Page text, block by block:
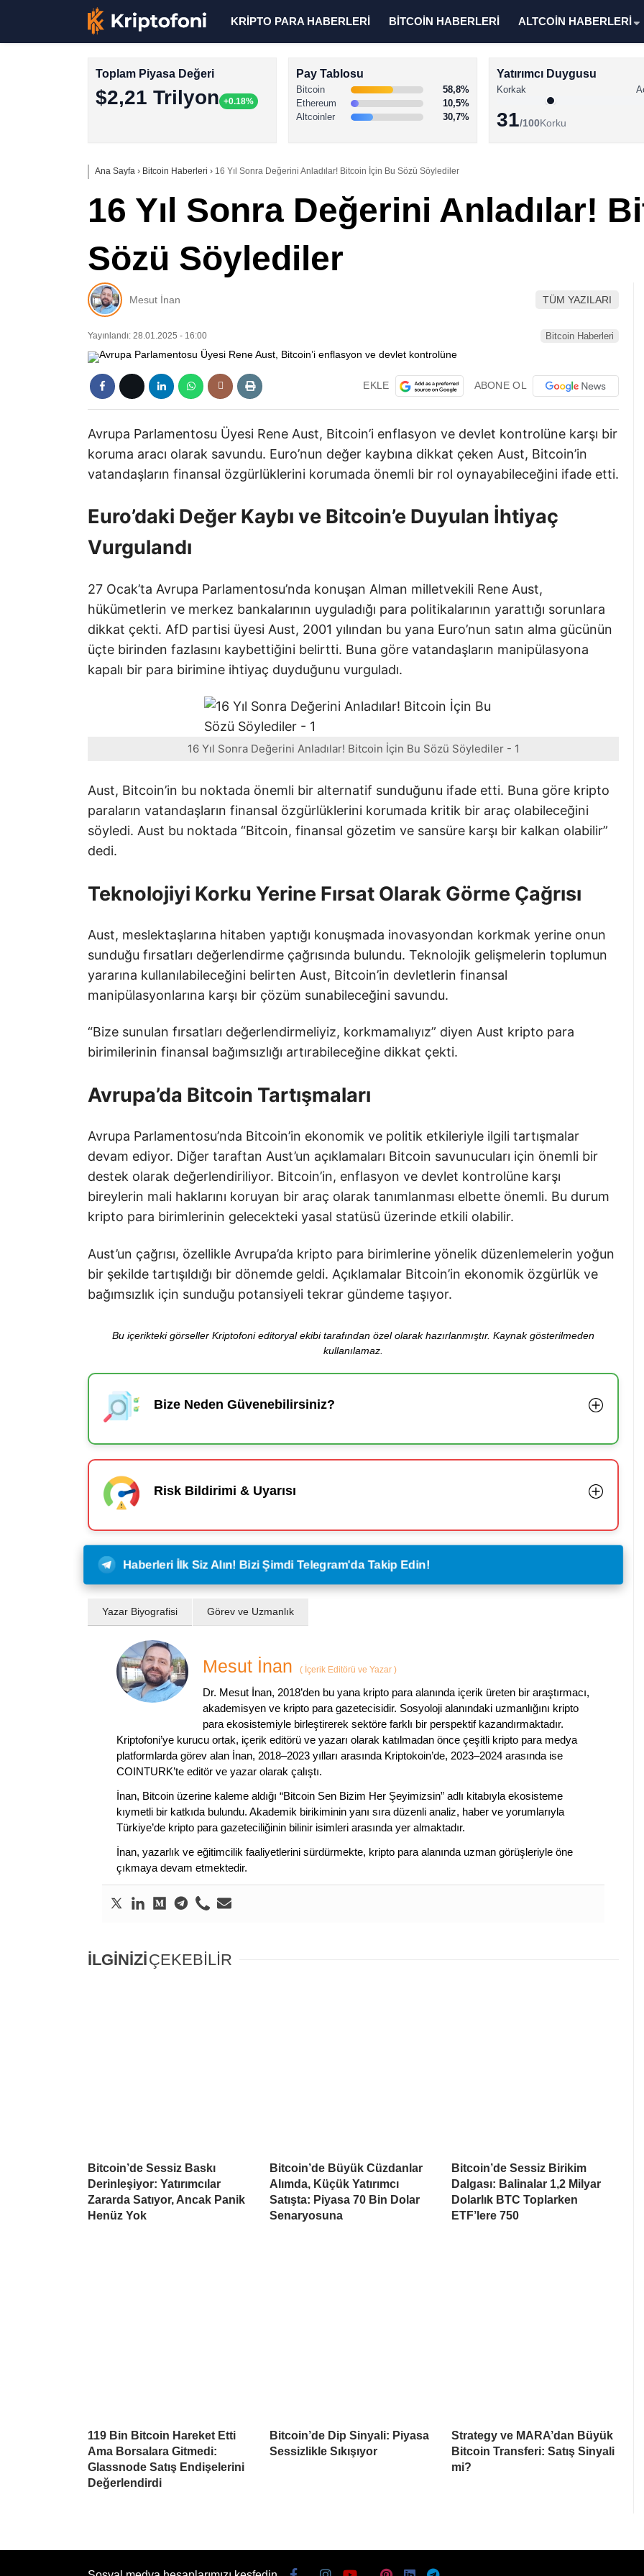
KRİPTO PARA HABERLERİ BİTCOİN HABERLERİ ALTCOİN HABERLERİ
Toplam Piyasa Değeri
$2,21 Trilyon +0.18%
Pay Tablosu
Bitcoin
58,8%
Ethereum
10,5%
Altcoinler
30,7%
Yatırımcı Duygusu
Korkak
31/100Korku
Ana Sayfa › Bitcoin Haberleri › 16 Yıl Sonra Değerini Anladılar! Bitcoin İçin Bu Sözü Söylediler
16 Yıl Sonra Değerini Anladılar!
Sözü Söylediler
Mesut İnan TÜM YAZILARI
Yayınlandı: 28.01.2025 - 16:00 Bitcoin Haberleri
EKLE ABONE OL
Avrupa Parlamentosu Üyesi Rene Aust, Bitcoin’i enflasyon ve devlet kontrolüne karşı bir
koruma aracı olarak savundu. Euro’nun değer kaybına dikkat çeken Aust, Bitcoin’in
vatandaşların finansal özgürlüklerini korumada önemli bir rol oynayabileceğini ifade etti.
Euro’daki Değer Kaybı ve Bitcoin’e Duyulan İhtiyaç
Vurgulandı
27 Ocak’ta Avrupa Parlamentosu’nda konuşan Alman milletvekili Rene Aust,
hükümetlerin ve merkez bankalarının uyguladığı para politikalarının yarattığı sorunlara
dikkat çekti. AfD partisi üyesi Aust, 2001 yılından bu yana Euro’nun satın alma gücünün
üçte birinden fazlasını kaybettiğini belirtti. Buna göre vatandaşların manipülasyona
kapalı bir para birimine ihtiyaç duyduğunu vurguladı.
16 Yıl Sonra Değerini Anladılar! Bitcoin İçin Bu Sözü Söylediler - 1
Aust, Bitcoin’in bu noktada önemli bir alternatif sunduğunu ifade etti. Buna göre kripto
paraların vatandaşların finansal özgürlüklerini korumada kritik bir araç olabileceğini
söyledi. Aust bu noktada “Bitcoin, finansal gözetim ve sansüre karşı bir kalkan olabilir”
dedi.
Teknolojiyi Korku Yerine Fırsat Olarak Görme Çağrısı
Aust, meslektaşlarına hitaben yaptığı konuşmada inovasyondan korkmak yerine onun
sunduğu fırsatları değerlendirme çağrısında bulundu. Teknolojik gelişmelerin toplumun
yararına kullanılabileceğini belirten Aust, Bitcoin’in devletlerin finansal
manipülasyonlarına karşı bir çözüm sunabileceğini savundu.
“Bize sunulan fırsatları değerlendirmeliyiz, korkmamalıyız” diyen Aust kripto para
birimilerinin finansal bağımsızlığı artırabileceğine dikkat çekti.
Avrupa’da Bitcoin Tartışmaları
Avrupa Parlamentosu’nda Bitcoin’in ekonomik ve politik etkileriyle ilgili tartışmalar
devam ediyor. Diğer taraftan Aust’un açıklamaları Bitcoin savunucuları için önemli bir
destek olarak değerlendiriliyor. Bitcoin’in, enflasyon ve devlet kontrolüne karşı
bireylerin mali haklarını koruyan bir araç olarak tanımlanması elbette önemli. Bu durum
kripto para birimlerinin gelecekteki yasal statüsü üzerinde etkili olabilir.
Aust’un çağrısı, özellikle Avrupa’da kripto para birimlerine yönelik düzenlemelerin yoğun
bir şekilde tartışıldığı bir dönemde geldi. Açıklamalar Bitcoin’in ekonomik özgürlük ve
bağımsızlık için sunduğu potansiyeli tekrar gündeme taşıyor.
Bu içerikteki görseller Kriptofoni editoryal ekibi tarafından özel olarak hazırlanmıştır. Kaynak gösterilmeden
kullanılamaz.
Bize Neden Güvenebilirsiniz?
Risk Bildirimi & Uyarısı
Haberleri İlk Siz Alın! Bizi Şimdi Telegram'da Takip Edin!
Yazar Biyografisi Görev ve Uzmanlık
Mesut İnan ( İçerik Editörü ve Yazar )
Dr. Mesut İnan, 2018’den bu yana kripto para alanında içerik üreten bir araştırmacı,
akademisyen ve kripto para gazetecisidir. Sosyoloji alanındaki uzmanlığını kripto
para ekosistemiyle birleştirerek sektöre farklı bir perspektif kazandırmaktadır.
Kriptofoni’ye kurucu ortak, içerik editörü ve yazarı olarak katılmadan önce çeşitli kripto para medya
platformlarda görev alan İnan, 2018–2023 yılları arasında Kriptokoin’de, 2023–2024 arasında ise
COINTURK’te editör ve yazar olarak çalıştı.
İnan, Bitcoin üzerine kaleme aldığı “Bitcoin Sen Bizim Her Şeyimizsin” adlı kitabıyla ekosisteme
kıymetli bir katkıda bulundu. Akademik birikiminin yanı sıra düzenli analiz, haber ve yorumlarıyla
Türkiye’de kripto para gazeteciliğinin bilinir isimleri arasında yer almaktadır.
İnan, yazarlık ve eğitimcilik faaliyetlerini sürdürmekte, kripto para alanında uzman görüşleriyle öne
çıkmaya devam etmektedir.
İLGİNİZİÇEKEBİLİR
Bitcoin’de Sessiz Baskı
Derinleşiyor: Yatırımcılar
Zararda Satıyor, Ancak Panik
Henüz Yok
Bitcoin’de Büyük Cüzdanlar
Alımda, Küçük Yatırımcı
Satışta: Piyasa 70 Bin Dolar
Senaryosuna
Bitcoin’de Sessiz Birikim
Dalgası: Balinalar 1,2 Milyar
Dolarlık BTC Toplarken
ETF’lere 750
119 Bin Bitcoin Hareket Etti
Ama Borsalara Gitmedi:
Glassnode Satış Endişelerini
Değerlendirdi
Bitcoin’de Dip Sinyali: Piyasa
Sessizlikle Sıkışıyor
Strategy ve MARA’dan Büyük
Bitcoin Transferi: Satış Sinyali
mi?